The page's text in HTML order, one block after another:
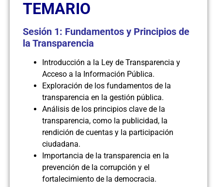
TEMARIO
Sesión 1: Fundamentos y Principios de
la Transparencia
Introducción a la Ley de Transparencia y
Acceso a la Información Pública.
Exploración de los fundamentos de la
transparencia en la gestión pública.
Análisis de los principios clave de la
transparencia, como la publicidad, la
rendición de cuentas y la participación
ciudadana.
Importancia de la transparencia en la
prevención de la corrupción y el
fortalecimiento de la democracia.